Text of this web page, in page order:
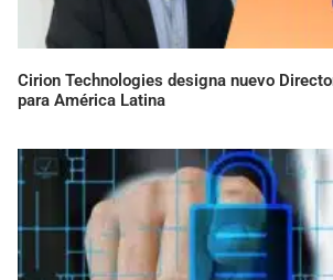
Cirion Technologies designa nuevo
para América Latina